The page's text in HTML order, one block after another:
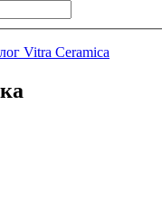
Vitra Ceramica